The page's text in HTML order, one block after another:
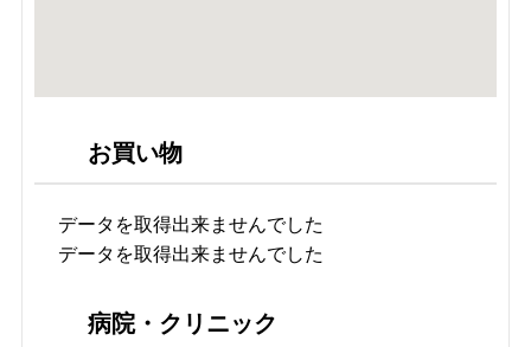
お買い物
データを取得出来ませんでした
データを取得出来ませんでした
病院・クリニック